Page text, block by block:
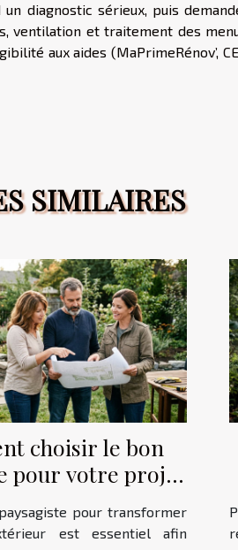
un diagnostic sérieux, puis
ventilation et traitement des
aux aides (MaPrimeRénov’,
SIMILAIRES
choisir le bon
pour votre projet
extérieur ?pour transformer
est essentiel afin